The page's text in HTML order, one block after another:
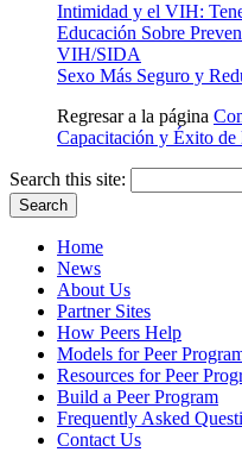
Intimidad y el VIH:
Educación Sobre
VIH/SIDA
Sexo Más Seguro y
Regresar a la página
Capacitación y Éxito de
Search this site:
Home
News
About Us
Partner Sites
How Peers Help
Models for Peer
Resources for Peer
Build a Peer Program
Frequently Asked
Contact Us